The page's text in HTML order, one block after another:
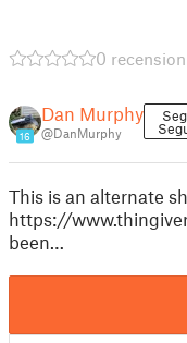
0
16
Dan Murphy
@DanMurphy
This is an alternate
https://
been…